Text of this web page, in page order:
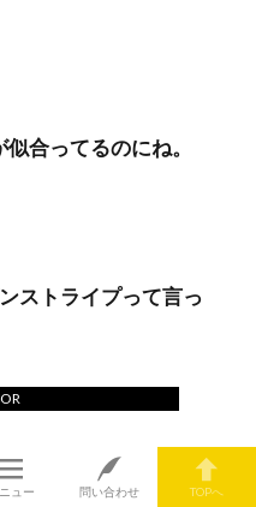
合ってるのにね。
ストライプって言っ
は、5年1億2500万ドル
ュー 問い合わせ TOPへ